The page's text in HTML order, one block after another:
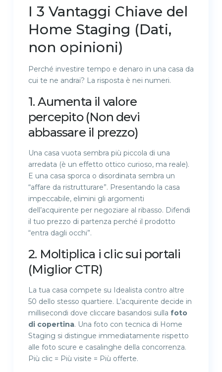
I 3 Vantaggi Chiave del
Home Staging (Dati,
non opinioni)
Perché investire tempo e denaro in una casa da
cui te ne andrai? La risposta è nei numeri.
1. Aumenta il valore
percepito (Non devi
abbassare il prezzo)
Una casa vuota sembra più piccola di una
arredata (è un effetto ottico curioso, ma reale).
E una casa sporca o disordinata sembra un
“affare da ristrutturare”. Presentando la casa
impeccabile, elimini gli argomenti
dell’acquirente per negoziare al ribasso. Difendi
il tuo prezzo di partenza perché il prodotto
“entra dagli occhi”.
2. Moltiplica i clic sui portali
(Miglior CTR)
La tua casa compete su Idealista contro altre
50 dello stesso quartiere. L’acquirente decide in
millisecondi dove cliccare basandosi sulla foto
di copertina. Una foto con tecnica di Home
Staging si distingue immediatamente rispetto
alle foto scure e casalinghe della concorrenza.
Più clic = Più visite = Più offerte.